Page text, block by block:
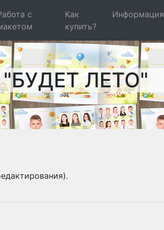
с
Как
купить?
Информация
ЛЕТО"